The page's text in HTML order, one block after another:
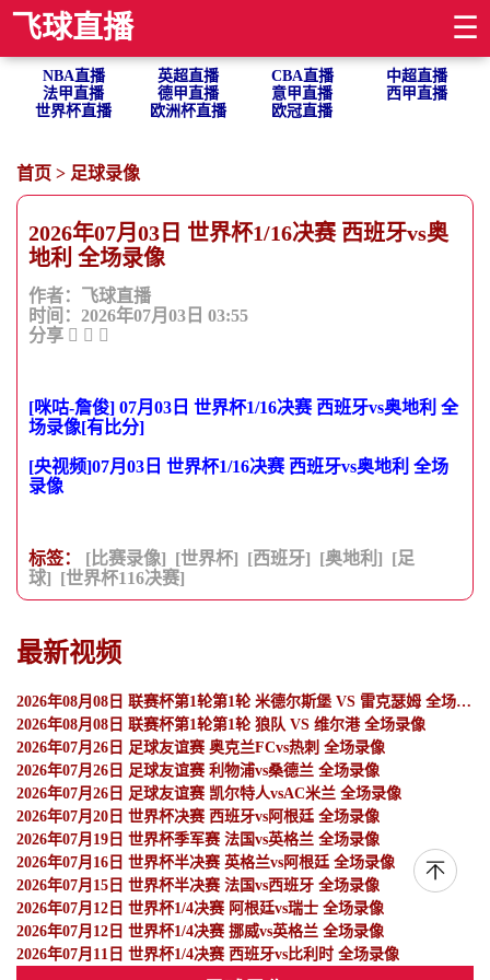
飞球直播 ☰
NBA直播 英超直播 CBA直播
中超直播
法甲直播
德甲直播 意甲直播
西甲直播
世界杯直播
欧洲杯直播 欧冠直播
首页 > 足球录像
2026年07月03日 世界杯1/16决赛 西班牙vs奥
地利 全场录像
作者：飞球直播
时间：2026年07月03日 03:55
分享
[咪咕-詹俊] 07月03日 世界杯1/16决赛 西班牙vs奥地利 全
场录像[有比分]
[央视频]07月03日 世界杯1/16决赛 西班牙vs奥地利 全场
录像
标签： [比赛录像] [世界杯] [西班牙] [奥地利] [足
球] [世界杯116决赛]
最新视频
2026年08月08日 联赛杯第1轮第1轮 米德尔斯堡 VS 雷克瑟姆 全场录像
2026年08月08日 联赛杯第1轮第1轮 狼队 VS 维尔港 全场录像
2026年07月26日 足球友谊赛 奥克兰FCvs热刺 全场录像
2026年07月26日 足球友谊赛 利物浦vs桑德兰 全场录像
2026年07月26日 足球友谊赛 凯尔特人vsAC米兰 全场录像
2026年07月20日 世界杯决赛 西班牙vs阿根廷 全场录像
2026年07月19日 世界杯季军赛 法国vs英格兰 全场录像
2026年07月16日 世界杯半决赛 英格兰vs阿根廷 全场录像
2026年07月15日 世界杯半决赛 法国vs西班牙 全场录像
2026年07月12日 世界杯1/4决赛 阿根廷vs瑞士 全场录像
2026年07月12日 世界杯1/4决赛 挪威vs英格兰 全场录像
2026年07月11日 世界杯1/4决赛 西班牙vs比利时 全场录像